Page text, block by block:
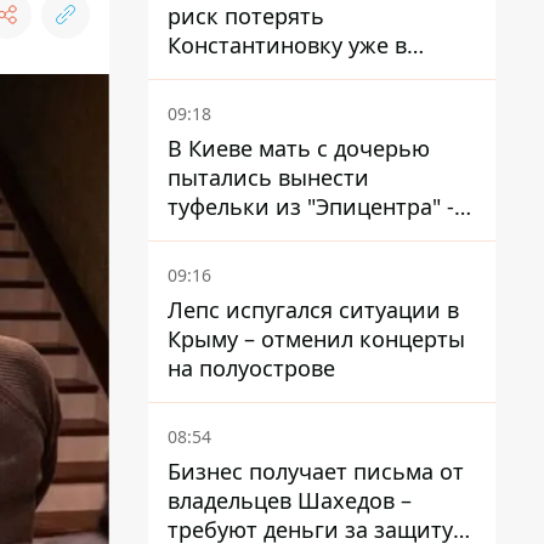
риск потерять
Константиновку уже в
ближайшие месяцы
09:18
В Киеве мать с дочерью
пытались вынести
туфельки из "Эпицентра" -
суд вынес приговор
09:16
Лепс испугался ситуации в
Крыму – отменил концерты
на полуострове
08:54
Бизнес получает письма от
владельцев Шахедов –
требуют деньги за защиту